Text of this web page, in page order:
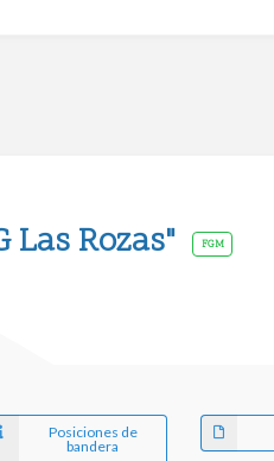
Las Rozas" FGM
Posiciones de
bandera